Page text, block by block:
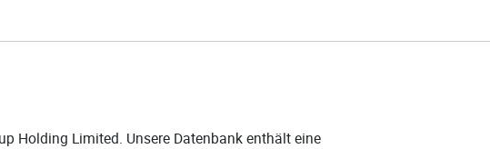
Holding Limited. Unsere Datenbank enthält eine